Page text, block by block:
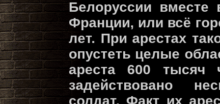
Белоруссии вместе
Франции, или всё
лет. При арестах
опустеть целые
ареста 600 тысяч
задействовано
солдат. Факт их